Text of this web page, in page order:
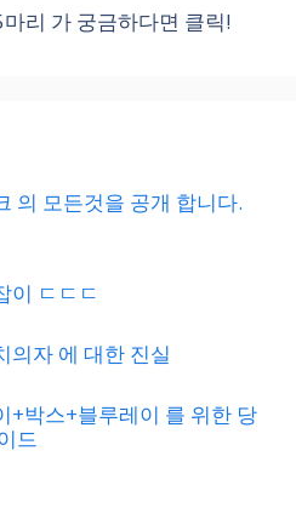
리 가 궁금하다면 클릭!
의 모든것을 공개 합니다.
이 ㄷㄷㄷ
의자 에 대한 진실
+박스+블루레이 를 위한 당
드